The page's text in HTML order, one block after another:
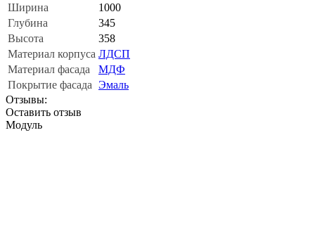
Ширина
1000
Глубина
345
Высота
358
Материал корпуса ЛДСП
Материал фасада
МДФ
Покрытие фасада Эмаль
Отзывы:
Оставить отзыв
Модуль